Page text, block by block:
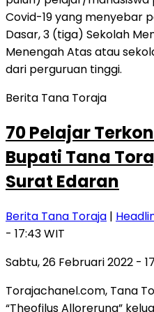
Berita Tana Toraja
70 Pelajar
Bupati Tana
Surat Edaran
Berita Tana Toraja |
- 17:43 WIT
Sabtu, 26 Februari 2022 -
Torajachanel.com, Tana
“Theofilus Allorerung”